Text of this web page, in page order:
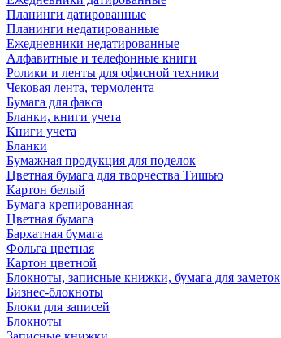
Планинги датированные
Планинги недатированные
Ежедневники недатированные
Алфавитные и телефонные книги
Ролики и ленты для офисной техники
Чековая лента, термолента
Бумага для факса
Бланки, книги учета
Книги учета
Бланки
Бумажная продукция для поделок
Цветная бумага для творчества Тишью
Картон белый
Бумага крепированная
Цветная бумага
Бархатная бумага
Фольга цветная
Картон цветной
Блокноты, записные книжки, бумага для заметок
Бизнес-блокноты
Блоки для записей
Блокноты